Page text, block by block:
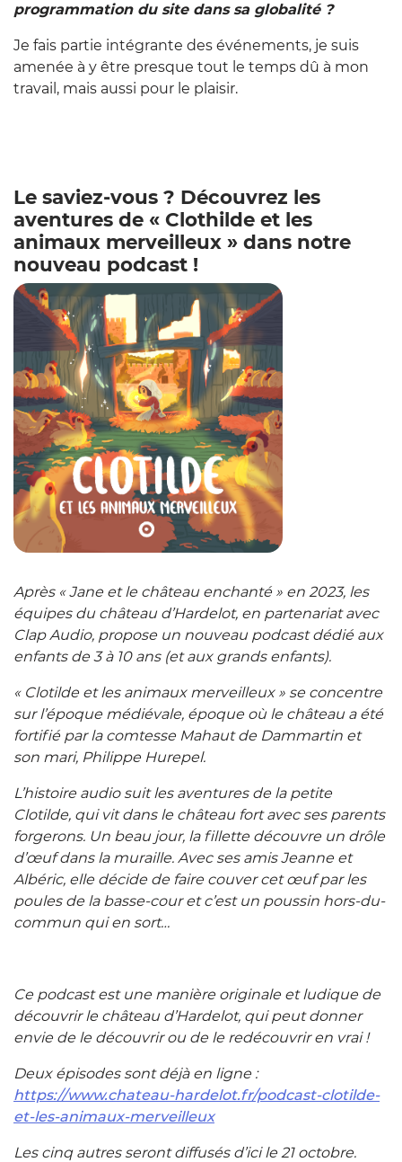
programmation du site dans sa globalité ?
Je fais partie intégrante des événements, je suis
amenée à y être presque tout le temps dû à mon
travail, mais aussi pour le plaisir.
Le saviez-vous ? Découvrez les
aventures de « Clothilde et les
animaux merveilleux » dans notre
nouveau podcast !
Zoom sur
Après « Jane et le château enchanté » en 2023, les
équipes du château d’Hardelot, en partenariat avec
Clap Audio, propose un nouveau podcast dédié aux
enfants de 3 à 10 ans (et aux grands enfants).
« Clotilde et les animaux merveilleux » se concentre
sur l’époque médiévale, époque où le château a été
fortifié par la comtesse Mahaut de Dammartin et
son mari, Philippe Hurepel.
L’histoire audio suit les aventures de la petite
Clotilde, qui vit dans le château fort avec ses parents
forgerons. Un beau jour, la fillette découvre un drôle
d’œuf dans la muraille. Avec ses amis Jeanne et
Albéric, elle décide de faire couver cet œuf par les
poules de la basse-cour et c’est un poussin hors-du-
commun qui en sort…
Ce podcast est une manière originale et ludique de
découvrir le château d’Hardelot, qui peut donner
envie de le découvrir ou de le redécouvrir en vrai !
Deux épisodes sont déjà en ligne :
https://www.chateau-hardelot.fr/podcast-clotilde-
et-les-animaux-merveilleux
Les cinq autres seront diffusés d’ici le 21 octobre.